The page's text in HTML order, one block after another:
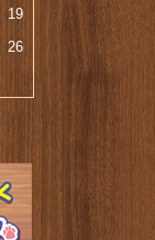
19
26